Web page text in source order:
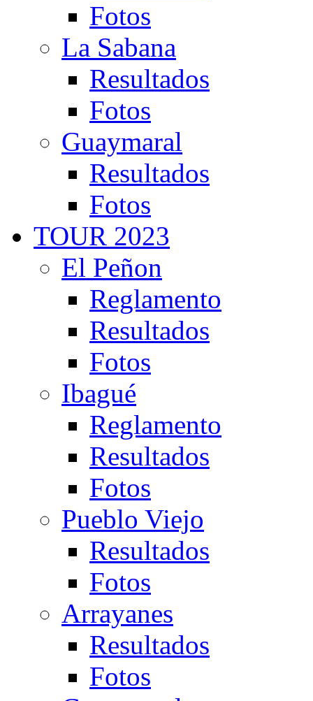
Fotos
La Sabana
Resultados
Fotos
Guaymaral
Resultados
Fotos
TOUR 2023
El Peñon
Reglamento
Resultados
Fotos
Ibagué
Reglamento
Resultados
Fotos
Pueblo Viejo
Resultados
Fotos
Arrayanes
Resultados
Fotos